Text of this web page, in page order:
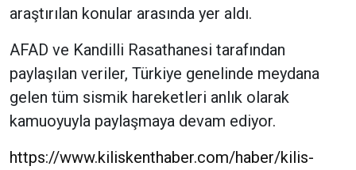
araştırılan konular arasında yer aldı.
AFAD ve Kandilli Rasathanesi tarafından
paylaşılan veriler, Türkiye genelinde meydana
gelen tüm sismik hareketleri anlık olarak
kamuoyuyla paylaşmaya devam ediyor.
https://www.kiliskenthaber.com/haber/kilis-